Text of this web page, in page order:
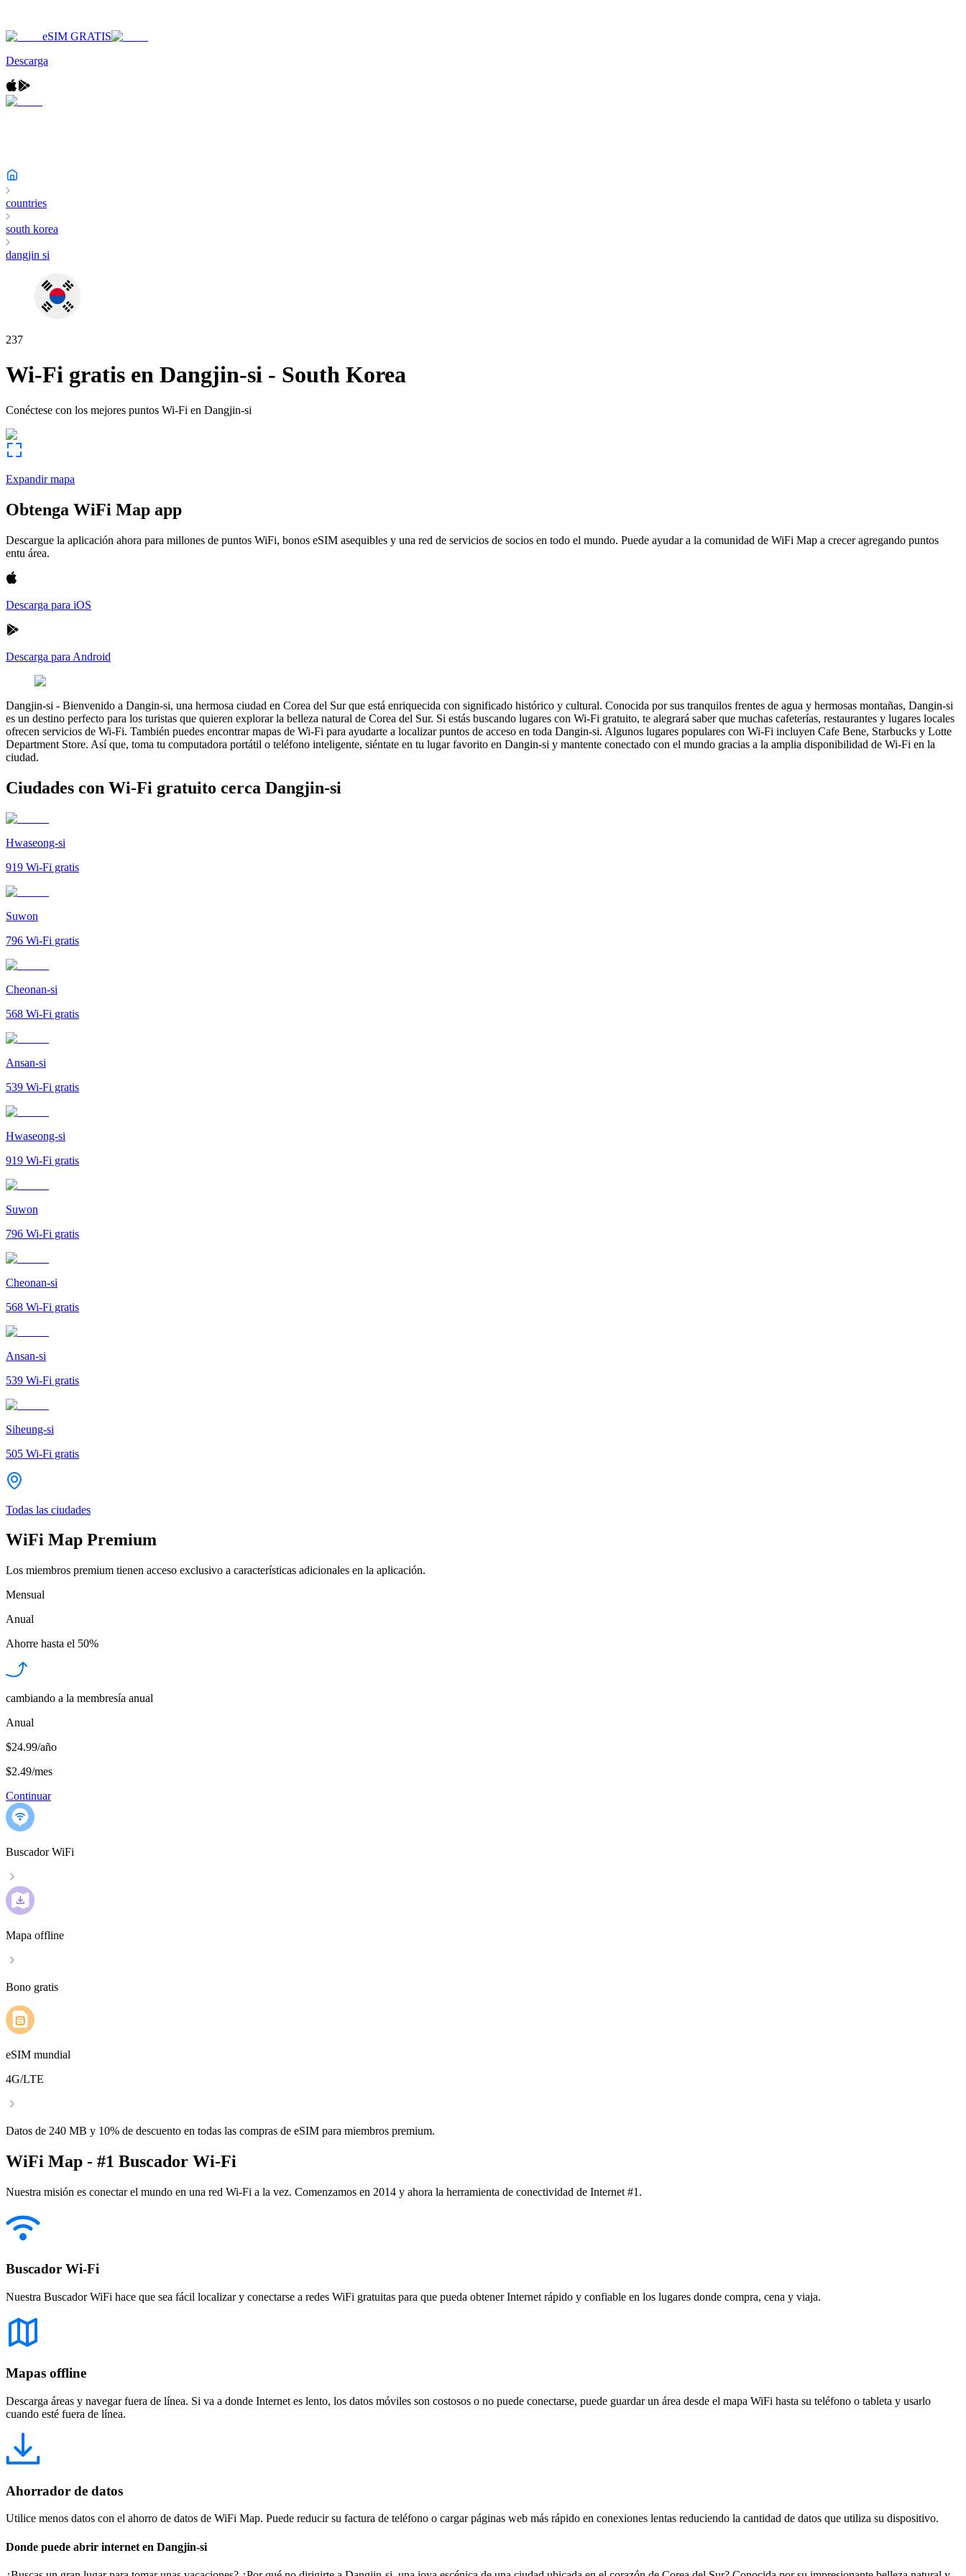
eSIM GRATIS
Descarga
countries
south korea
dangjin si
237
Wi-Fi gratis en Dangjin-si - South Korea
Conéctese con los mejores puntos Wi-Fi en Dangjin-si
Expandir mapa
Obtenga WiFi Map app
Descargue la aplicación ahora para millones de puntos WiFi, bonos eSIM asequibles y una red de servicios de socios en todo el mundo. Puede ayudar a la comunidad de WiFi Map a crecer agregando puntos
entu área.
Descarga para iOS
Descarga para Android
Dangjin-si - Bienvenido a Dangin-si, una hermosa ciudad en Corea del Sur que está enriquecida con significado histórico y cultural. Conocida por sus tranquilos frentes de agua y hermosas montañas, Dangin-si
es un destino perfecto para los turistas que quieren explorar la belleza natural de Corea del Sur. Si estás buscando lugares con Wi-Fi gratuito, te alegrará saber que muchas cafeterías, restaurantes y lugares locales
ofrecen servicios de Wi-Fi. También puedes encontrar mapas de Wi-Fi para ayudarte a localizar puntos de acceso en toda Dangin-si. Algunos lugares populares con Wi-Fi incluyen Cafe Bene, Starbucks y Lotte
Department Store. Así que, toma tu computadora portátil o teléfono inteligente, siéntate en tu lugar favorito en Dangin-si y mantente conectado con el mundo gracias a la amplia disponibilidad de Wi-Fi en la
ciudad.
Ciudades con Wi-Fi gratuito cerca Dangjin-si
Hwaseong-si
919 Wi-Fi gratis
Suwon
796 Wi-Fi gratis
Cheonan-si
568 Wi-Fi gratis
Ansan-si
539 Wi-Fi gratis
Hwaseong-si
919 Wi-Fi gratis
Suwon
796 Wi-Fi gratis
Cheonan-si
568 Wi-Fi gratis
Ansan-si
539 Wi-Fi gratis
Siheung-si
505 Wi-Fi gratis
Todas las ciudades
WiFi Map Premium
Los miembros premium tienen acceso exclusivo a características adicionales en la aplicación.
Mensual
Anual
Ahorre hasta el 50%
cambiando a la membresía anual
Anual
$24.99/año
$2.49/mes
Continuar
Buscador WiFi
Mapa offline
Bono gratis
eSIM mundial
4G/LTE
Datos de 240 MB y 10% de descuento en todas las compras de eSIM para miembros premium.
WiFi Map - #1 Buscador Wi-Fi
Nuestra misión es conectar el mundo en una red Wi-Fi a la vez. Comenzamos en 2014 y ahora la herramienta de conectividad de Internet #1.
Buscador Wi-Fi
Nuestra Buscador WiFi hace que sea fácil localizar y conectarse a redes WiFi gratuitas para que pueda obtener Internet rápido y confiable en los lugares donde compra, cena y viaja.
Mapas offline
Descarga áreas y navegar fuera de línea. Si va a donde Internet es lento, los datos móviles son costosos o no puede conectarse, puede guardar un área desde el mapa WiFi hasta su teléfono o tableta y usarlo
cuando esté fuera de línea.
Ahorrador de datos
Utilice menos datos con el ahorro de datos de WiFi Map. Puede reducir su factura de teléfono o cargar páginas web más rápido en conexiones lentas reduciendo la cantidad de datos que utiliza su dispositivo.
Donde puede abrir internet en Dangjin-si